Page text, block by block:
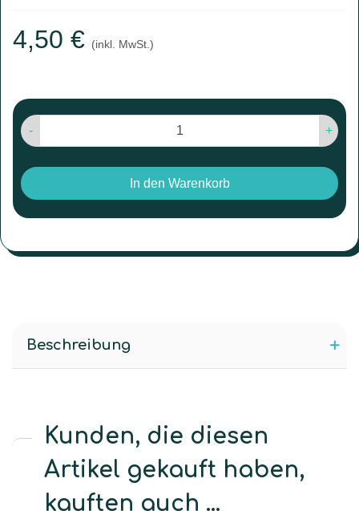
4,50 € (inkl. MwSt.)
- +
In den Warenkorb
Beschreibung
Kunden, die diesen
Artikel gekauft haben,
kauften auch ...